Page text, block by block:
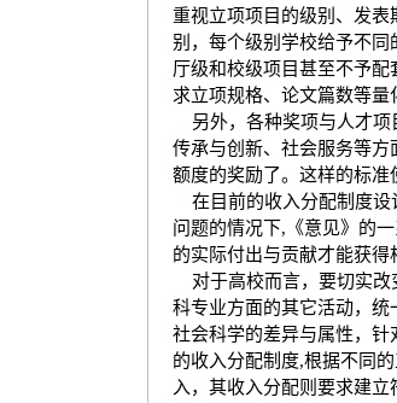
重视立项项目的级别、发
别，每个级别学校给予不
厅级和校级项目甚至不予
求立项规格、论文篇数等量
另外，各种奖项与人才
传承与创新、社会服务等
额度的奖励了。这样的标准
在目前的收入分配制度
问题的情况下, 《意见》的
的实际付出与贡献才能获得
对于高校而言，要切实
科专业方面的其它活动，
社会科学的差异与属性，针
的收入分配制度,根据不同
入，其收入分配则要求建